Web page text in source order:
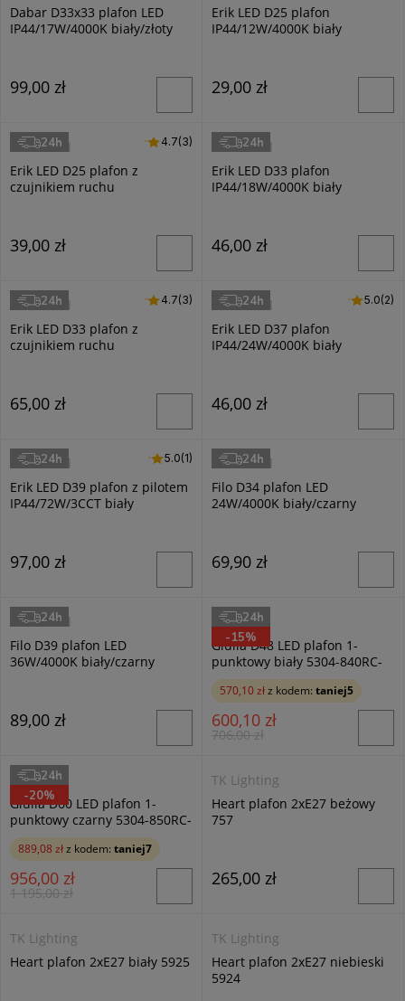
Dabar D33x33 plafon LED
IP44/17W/4000K biały/złoty
99,00 zł
Erik LED D25 plafon
IP44/12W/4000K biały
29,00 zł
Masterled
Erik LED D25 plafon z
czujnikiem ruchu
4.7 (3)
4.7(3)
39,00 zł
24h
Masterled
Erik LED D33 plafon
IP44/18W/4000K biały
46,00 zł
24h
Masterled
Erik LED D33 plafon z
czujnikiem ruchu
4.7 (3)
4.7(3)
65,00 zł
24h
Masterled
Erik LED D37 plafon
IP44/24W/4000K biały
5.0 (2)
5.0(2)
46,00 zł
24h
Masterled
Erik LED D39 plafon z pilotem
IP44/72W/3CCT biały
5.0 (1)
5.0(1)
97,00 zł
24h
Masterled
Filo D34 plafon LED
24W/4000K biały/czarny
69,90 zł
24h
Masterled
Filo D39 plafon LED
36W/4000K biały/czarny
89,00 zł
24h
Italux
Giulia D48 LED plafon 1-
punktowy biały 5304-840RC-
WH-3
570,10 złz kodem: taniej5
600,10 zł
706,00 zł
24h
-15%
Italux
Giulia D60 LED plafon 1-
punktowy czarny 5304-850RC-
BK-3
889,08 złz kodem: taniej7
956,00 zł
1 195,00 zł
24h
-20%
TK Lighting
Heart plafon 2xE27 beżowy
757
265,00 zł
TK Lighting
Heart plafon 2xE27 biały 5925
TK Lighting
Heart plafon 2xE27 niebieski
5924